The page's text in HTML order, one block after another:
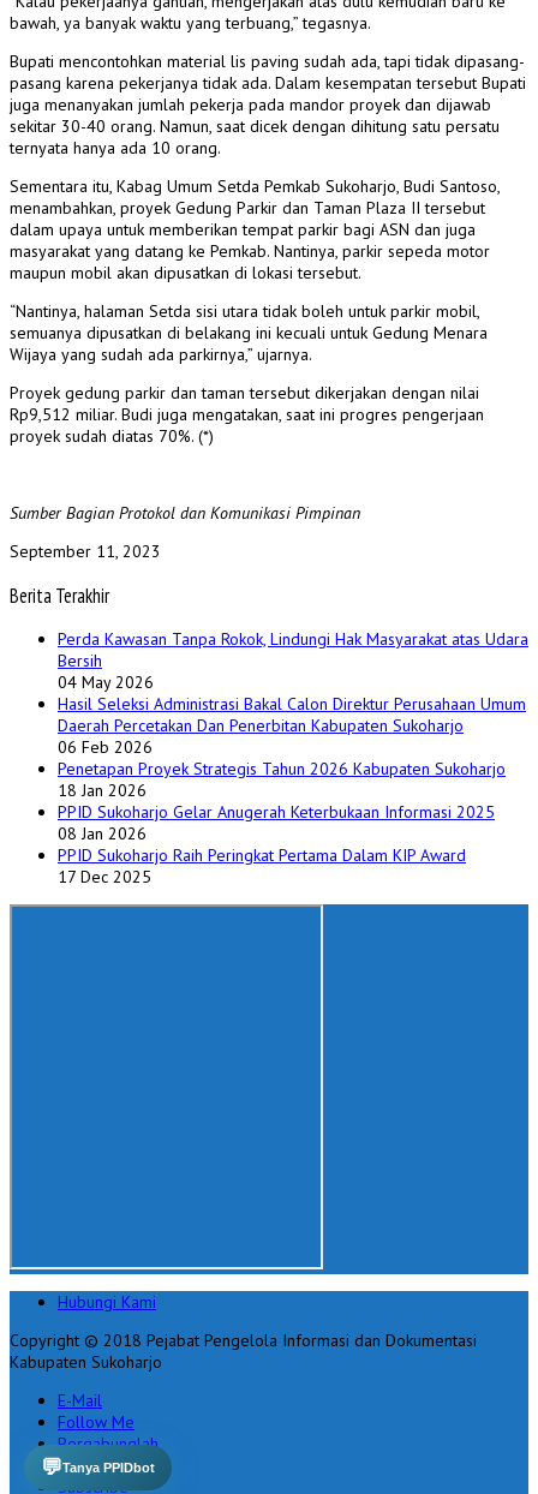
💬Tanya PPIDbot
bawah, ya banyak waktu yang terbuang,” tegasnya.
Bupati mencontohkan material lis paving sudah ada, tapi tidak dipasang-
pasang karena pekerjanya tidak ada. Dalam kesempatan tersebut Bupati
juga menanyakan jumlah pekerja pada mandor proyek dan dijawab
sekitar 30-40 orang. Namun, saat dicek dengan dihitung satu persatu
ternyata hanya ada 10 orang.
Sementara itu, Kabag Umum Setda Pemkab Sukoharjo, Budi Santoso,
menambahkan, proyek Gedung Parkir dan Taman Plaza II tersebut
dalam upaya untuk memberikan tempat parkir bagi ASN dan juga
masyarakat yang datang ke Pemkab. Nantinya, parkir sepeda motor
maupun mobil akan dipusatkan di lokasi tersebut.
“Nantinya, halaman Setda sisi utara tidak boleh untuk parkir mobil,
semuanya dipusatkan di belakang ini kecuali untuk Gedung Menara
Wijaya yang sudah ada parkirnya,” ujarnya.
Proyek gedung parkir dan taman tersebut dikerjakan dengan nilai
Rp9,512 miliar. Budi juga mengatakan, saat ini progres pengerjaan
proyek sudah diatas 70%. (*)
Sumber Bagian Protokol dan Komunikasi Pimpinan
September 11, 2023
Berita Terakhir
Perda Kawasan Tanpa Rokok, Lindungi Hak Masyarakat atas Udara
Bersih
04 May 2026
Hasil Seleksi Administrasi Bakal Calon Direktur Perusahaan Umum
Daerah Percetakan Dan Penerbitan Kabupaten Sukoharjo
06 Feb 2026
Penetapan Proyek Strategis Tahun 2026 Kabupaten Sukoharjo
18 Jan 2026
PPID Sukoharjo Gelar Anugerah Keterbukaan Informasi 2025
08 Jan 2026
PPID Sukoharjo Raih Peringkat Pertama Dalam KIP Award
17 Dec 2025
Hubungi Kami
Copyright © 2018 Pejabat Pengelola Informasi dan Dokumentasi
Kabupaten Sukoharjo
E-Mail
Follow Me
Bergabunglah
Follow
Subscribe